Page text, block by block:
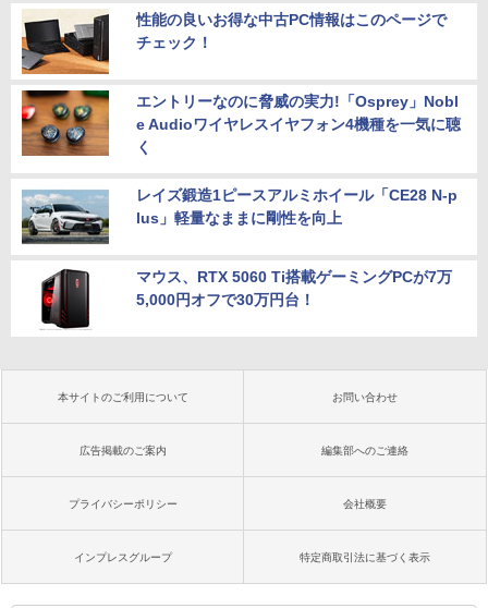
性能の良いお得な中古PC情報はこのページで
チェック！
エントリーなのに脅威の実力!「Osprey」Nobl
e Audioワイヤレスイヤフォン4機種を一気に聴
く
レイズ鍛造1ピースアルミホイール「CE28 N-p
lus」軽量なままに剛性を向上
マウス、RTX 5060 Ti搭載ゲーミングPCが7万
5,000円オフで30万円台！
本サイトのご利用について お問い合わせ
広告掲載のご案内 編集部へのご連絡
プライバシーポリシー 会社概要
インプレスグループ 特定商取引法に基づく表示